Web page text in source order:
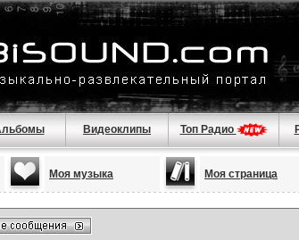
Видеоклипы Топ Радио
Моя музыка Моя страница